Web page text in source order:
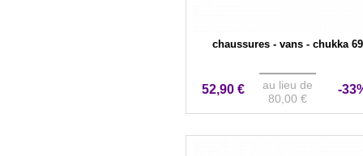
chaussures - vans - chukka 69
52,90 €
au lieu de
80,00 €
-